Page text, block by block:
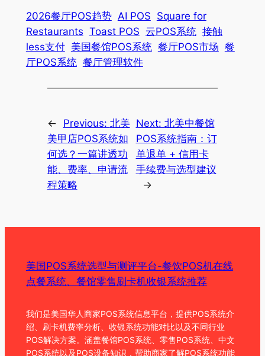
2026餐厅POS趋势 AI POS Square for
Restaurants Toast POS 云POS系统 接触
less支付 美国餐馆POS系统 餐厅POS市场 餐
厅POS系统 餐厅管理软件
← Previous: 北美
美甲店POS系统如
何选？一篇讲透功
能、费率、申请流
程策略
Next: 北美中餐馆
POS系统指南：订
单退单 + 信用卡
手续费与选型建议
→
美国POS系统选型与测评平台-餐饮POS机在线
点餐系统、餐馆零售刷卡机收银系统推荐
我们是美国华人商家POS系统信息平台，提供POS系统介
绍、刷卡机费率分析、收银系统功能对比以及不同行业
POS解决方案。涵盖餐馆POS系统、零售POS系统、中文
POS系统以及POS设备知识，帮助商家了解POS系统功能